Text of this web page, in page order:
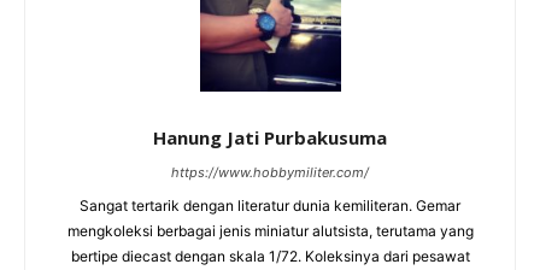
Hanung Jati Purbakusuma
https://www.hobbymiliter.com/
Sangat tertarik dengan literatur dunia kemiliteran. Gemar
mengkoleksi berbagai jenis miniatur alutsista, terutama yang
bertipe diecast dengan skala 1/72. Koleksinya dari pesawat